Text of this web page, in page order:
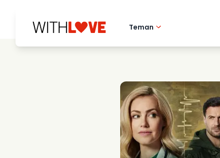
Teman
Mysterier